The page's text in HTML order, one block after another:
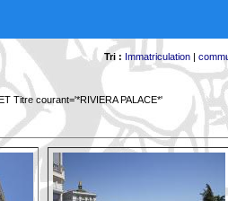
Tri : Immatriculation|
Titre courant='*RIVIERA PALACE*'